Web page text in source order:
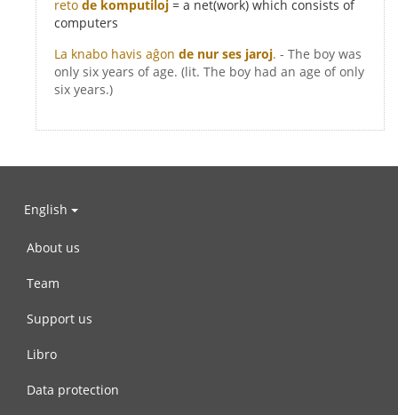
reto de komputiloj = a net(work) which consists of
computers
La knabo havis aĝon de nur ses jaroj. - The boy was
only six years of age. (lit. The boy had an age of only
six years.)
English
About us
Team
Support us
Libro
Data protection